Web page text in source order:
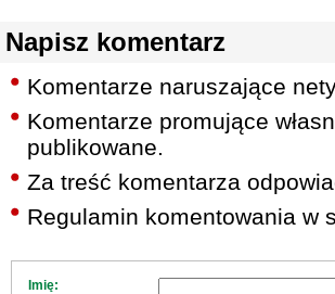
Napisz komentarz
Komentarze naruszające
Komentarze promujące
publikowane.
Za treść komentarza
Regulamin komentowania w
Imię: